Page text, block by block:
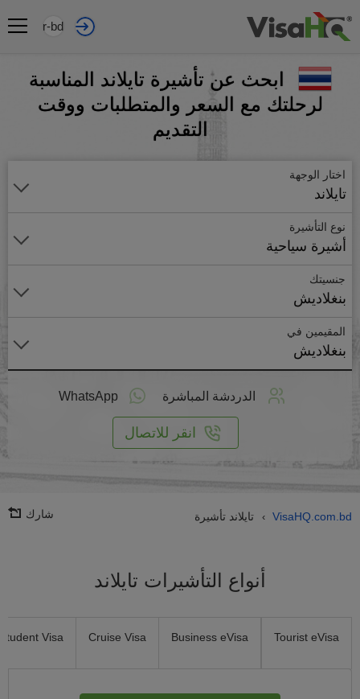
ar-bd
ابحث عن تأشيرة تايلاند المناسبة
لرحلتك مع السعر والمتطلبات ووقت
التقديم
اختار الوجهة
تايلاند
نوع التأشيرة
أشيرة سياحية
جنسيتك
بنغلاديش
المقيمين في
بنغلاديش
الدردشة المباشرة WhatsApp
انقر للاتصال
VisaHQ.com.bd
› تايلاند تأشيرة شارك
أنواع التأشيرات تايلاند
Tourist eVisa
Business eVisa
Cruise Visa
Student Visa